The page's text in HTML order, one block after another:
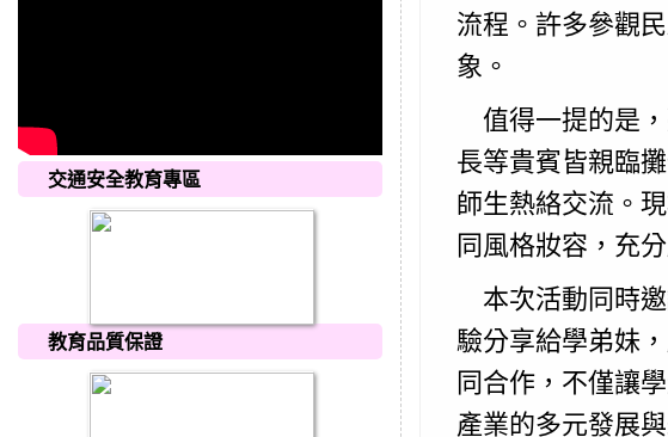
流程。許多參觀
象。
值得一提的是
長等貴賓皆親臨
師生熱絡交流。
同風格妝容，充
本次活動同時
驗分享給學弟妹
同合作，不僅讓
產業的多元發展
交通安全教育專區
教育品質保證